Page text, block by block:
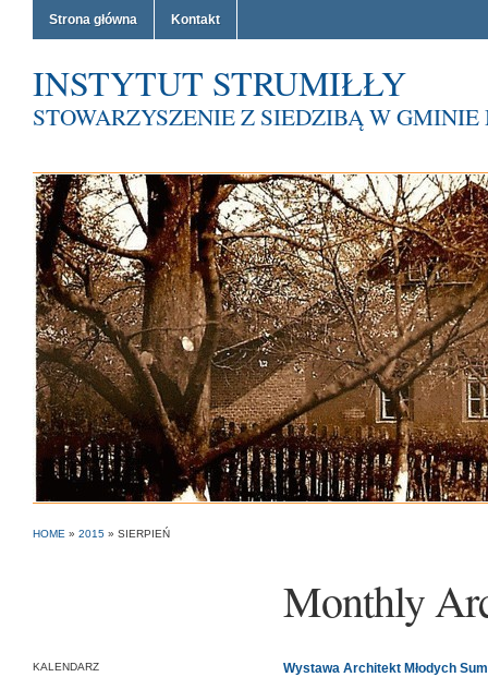
Strona główna Kontakt
INSTYTUT STRUMIŁŁY
STOWARZYSZENIE Z SIEDZIBĄ W
HOME » 2015 » SIERPIEŃ
Monthly
KALENDARZ Wystawa Architekt Młodych